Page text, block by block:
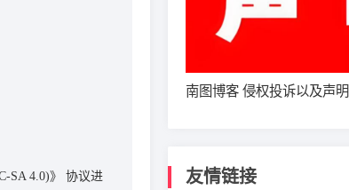
SA 4.0)》
协议进
南图博客 侵权投诉以及声明
友情链接